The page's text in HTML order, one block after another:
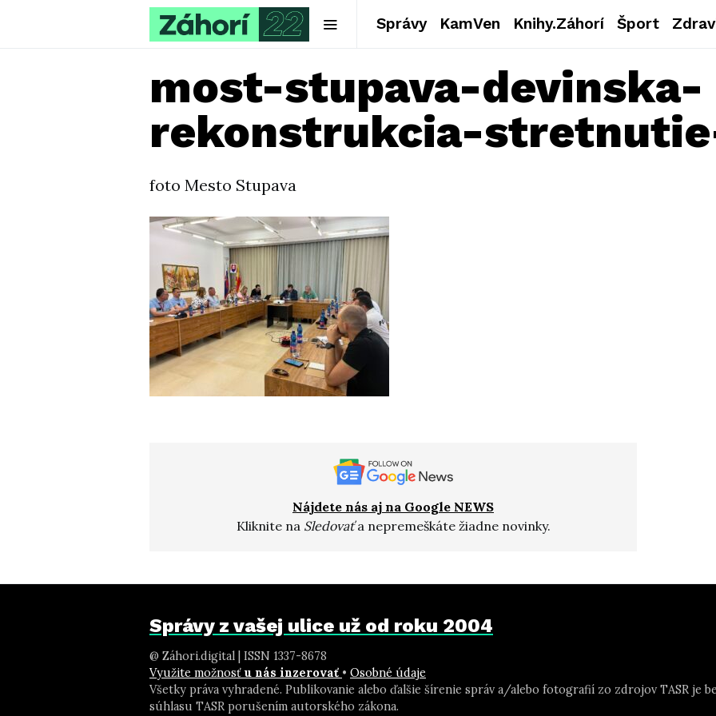
Správy KamVen Knihy.Záhorí Šport
most-stupava-devinska-
rekonstrukcia-
foto Mesto Stupava
Nájdete nás aj na Google NEWS
Kliknite na Sledovaťa nepremeškáte žiadne novinky.
Správy z vašej ulice už od roku 2004
@ Záhori.digital | ISSN 1337-8678
Využite možnosť u nás inzerovať • Osobné údaje
Všetky práva vyhradené. Publikovanie alebo ďalšie šírenie správ a/alebo fotografií zo zdrojov TASR je
súhlasu TASR porušením autorského zákona.